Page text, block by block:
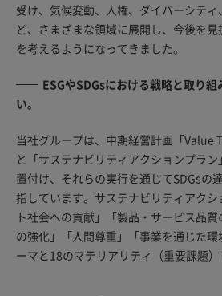
受け、気候変動、人権、ダイバーシテ
ど、さまざまな領域に展開し、今後を
を考えるようになってきました。
ESGやSDGsにおける戦略と取り
い。
当社グループは、中期経営計画「Value
と「サステナビリティアクションプラ
置付け、それらの実行を通じてSDGsの
指しています。サステナビリティアク
ト社会への貢献」「製品・サービス品
の強化」「人間尊重」「事業を通じた
ーマと18のマテリアリティ（重要課題）